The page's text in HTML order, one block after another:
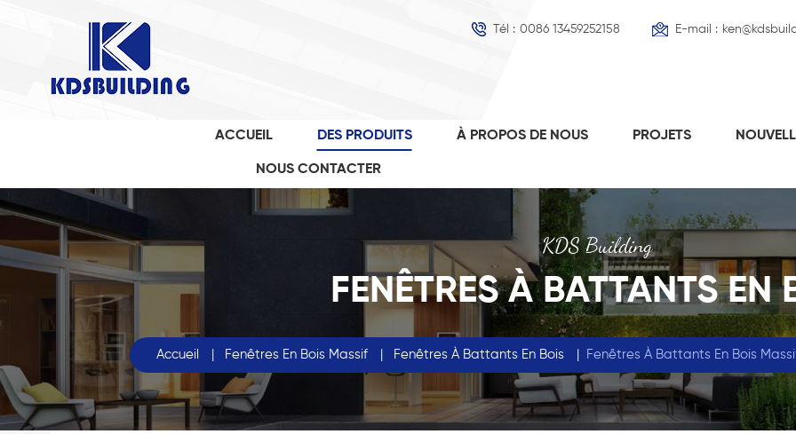
Tél : 0086 13459252158 E-mail :
ACCUEIL DES PRODUITS À PROPOS DE NOUS PROJETS
NOUS CONTACTER
KDS Building
FENÊTRES À BATTANTS EN
Accueil | Fenêtres En Bois Massif | Fenêtres À Battants En Bois | Fenêtres À Battants En Bois